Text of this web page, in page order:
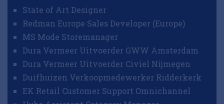
State of Art Designer
Redman Europe Sales Developer (Europe)
MS Mode Storemanager
Dura Vermeer Uitvoerder GWW Amsterdam
Dura Vermeer Uitvoerder Civiel Nijmegen
Duifhuizen Verkoopmedewerker Ridderkerk
EK Retail Customer Support Omnichannel